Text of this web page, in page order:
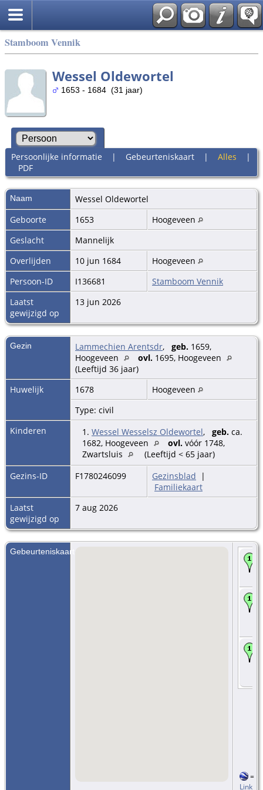
Stamboom Vennik
Wessel Oldewortel
1653 - 1684 (31 jaar)
Persoonlijke informatie | Gebeurteniskaart| Alles |
PDF
Naam Wessel Oldewortel
Geboorte
1653
Hoogeveen
Geslacht
Mannelijk
Overlijden
10 jun 1684
Hoogeveen
Persoon-ID
I136681
Stamboom Vennik
Laatst
gewijzigd op
13 jun 2026
Gezin Lammechien Arentsdr, geb. 1659,
Hoogeveen
ovl. 1695, Hoogeveen
(Leeftijd 36 jaar)
Huwelijk
1678
Hoogeveen
Type: civil
Kinderen
1. Wessel Wesselsz Oldewortel, geb. ca.
1682, Hoogeveen
ovl. vóór 1748,
Zwartsluis
(Leeftijd < 65 jaar)
Gezins-ID
F1780246099 Gezinsblad |
Familiekaart
Laatst
gewijzigd op
7 aug 2026
Gebeurteniskaart
=
Link